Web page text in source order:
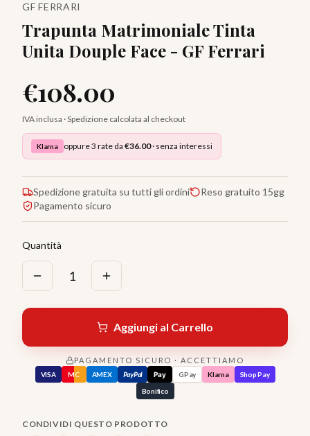
GF FERRARI
Trapunta Matrimoniale Tinta
Unita Douple Face - GF Ferrari
€108.00
IVA inclusa · Spedizione calcolata al checkout
Klarna oppure 3 rate da €36.00· senza interessi
Spedizione gratuita su tutti gli ordini
Reso gratuito 15gg
Pagamento sicuro
Quantità
1
Aggiungi al Carrello
PAGAMENTO SICURO · ACCETTIAMO
VISA MC AMEX PayPal Pay GPay Klarna
Shop Pay
Bonifico
CONDIVIDI QUESTO PRODOTTO